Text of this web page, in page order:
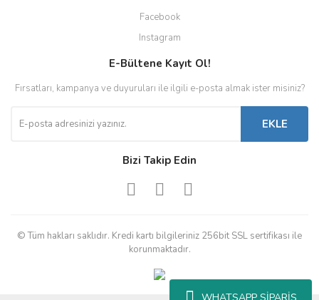
WHATSAPP SİPARİŞ
Facebook
Instagram
E-Bültene Kayıt Ol!
Fırsatları, kampanya ve duyuruları ile ilgili e-posta almak ister misiniz?
EKLE
Bizi Takip Edin
© Tüm hakları saklıdır. Kredi kartı bilgileriniz 256bit SSL sertifikası ile
korunmaktadır.